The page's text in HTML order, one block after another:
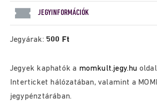
JEGYINFORMÁCIÓK
Jegyárak: 500 Ft
Jegyek kaphatók a momkult.jegy.hu
Interticket hálózatában, valamint a
jegypénztárában.